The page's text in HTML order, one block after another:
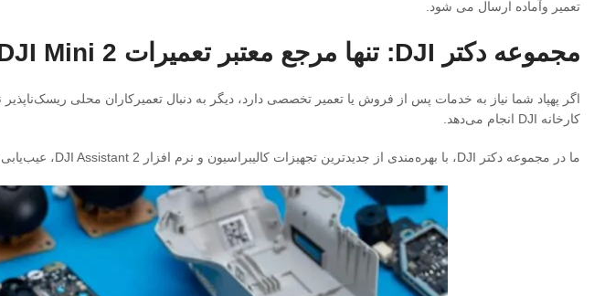
تعمیر وآماده ارسال می شود.
مجموعه دکتر DJI: تنها مرجع معتبر تعمیرات DJI Mini 2
کارخانه DJI انجام می‌دهد.
ما در مجموعه دکتر DJI، با بهره‌مندی از جدیدترین تجهیزات کالیبراسیون و نرم افزار DJI Assistant 2، عیب‌یابی دقیقی روی بردهای الکترونیکی انجام می‌دهیم .